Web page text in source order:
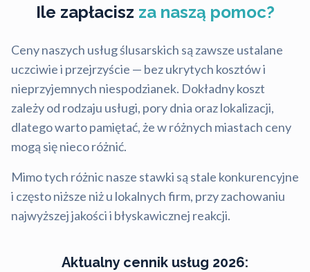
Ile zapłacisz za naszą pomoc?
Ceny naszych usług ślusarskich są zawsze ustalane
uczciwie i przejrzyście — bez ukrytych kosztów i
nieprzyjemnych niespodzianek. Dokładny koszt
zależy od rodzaju usługi, pory dnia oraz lokalizacji,
dlatego warto pamiętać, że w różnych miastach ceny
mogą się nieco różnić.
Mimo tych różnic nasze stawki są stale konkurencyjne
i często niższe niż u lokalnych firm, przy zachowaniu
najwyższej jakości i błyskawicznej reakcji.
Aktualny cennik usług 2026: